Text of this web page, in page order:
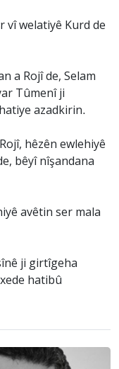
vî welatiyê Kurd de
a Rojî de, Selam
Tûmenî ji
azadkirin.
hêzên ewlehiyê
bêyî nîşandana
avêtin ser mala
ji girtîgeha
hatibû